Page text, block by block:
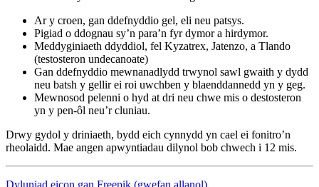
Ar y croen, gan ddefnyddio gel, eli neu patsys.
Pigiad o ddognau sy’n para’n fyr dymor a hirdymor.
Meddyginiaeth ddyddiol, fel Kyzatrex, Jatenzo, a Tlando
(testosteron undecanoate)
Gan ddefnyddio mewnanadlydd trwynol sawl gwaith y dydd
neu batsh y gellir ei roi uwchben y blaenddannedd yn y geg.
Mewnosod pelenni o hyd at dri neu chwe mis o destosteron
yn y pen-ôl neu’r cluniau.
Drwy gydol y driniaeth, bydd eich cynnydd yn cael ei fonitro’n
rheolaidd. Mae angen apwyntiadau dilynol bob chwech i 12 mis.